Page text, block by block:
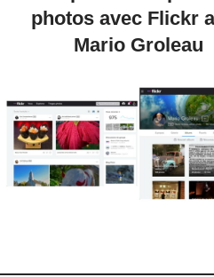
photos avec Flickr
Mario Groleau